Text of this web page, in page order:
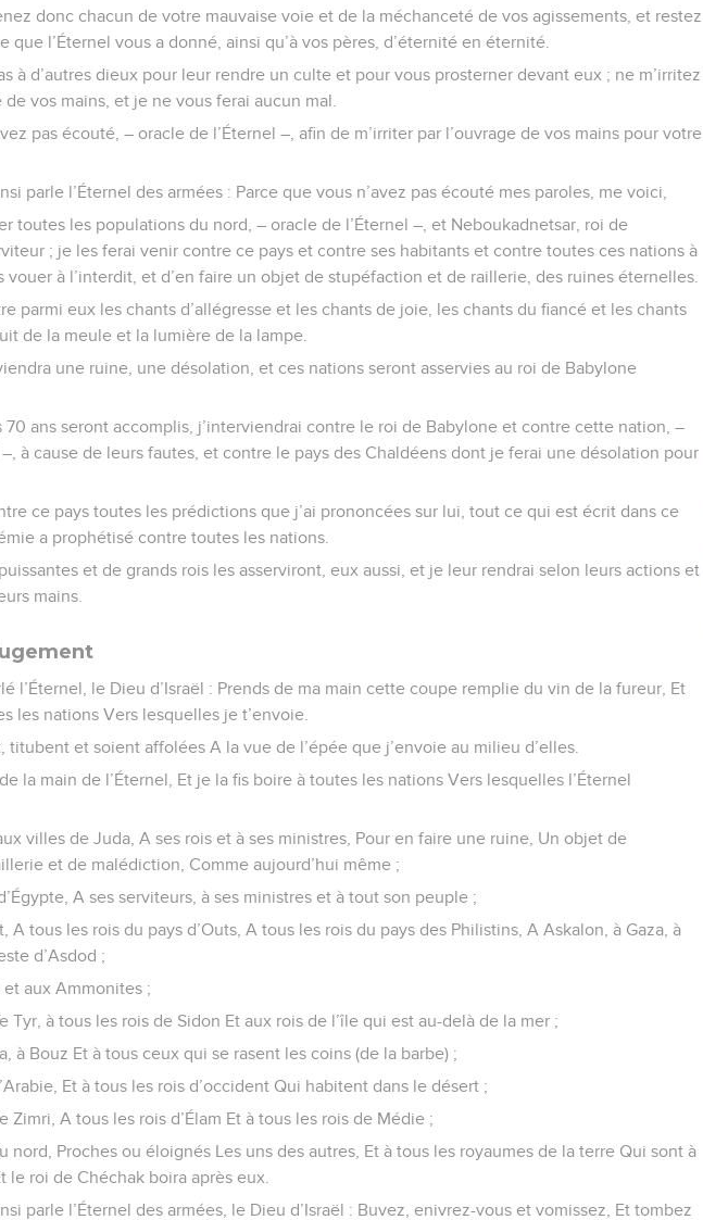
donc chacun de votre mauvaise voie et de la méchanceté de vos agissements, et restez
que l’Éternel vous a donné, ainsi qu’à vos pères, d’éternité en éternité.
à d’autres dieux pour leur rendre un culte et pour vous prosterner devant eux ; ne m’irritez
de vos mains, et je ne vous ferai aucun mal.
pas écouté, – oracle de l’Éternel –, afin de m’irriter par l’ouvrage de vos mains pour votre
parle l’Éternel des armées : Parce que vous n’avez pas écouté mes paroles, me voici,
toutes les populations du nord, – oracle de l’Éternel –, et Neboukadnetsar, roi de
; je les ferai venir contre ce pays et contre ses habitants et contre toutes ces nations à
vouer à l’interdit, et d’en faire un objet de stupéfaction et de raillerie, des ruines éternelles.
parmi eux les chants d’allégresse et les chants de joie, les chants du fiancé et les chants
de la meule et la lumière de la lampe.
une ruine, une désolation, et ces nations seront asservies au roi de Babylone
70 ans seront accomplis, j’interviendrai contre le roi de Babylone et contre cette nation, –
–, à cause de leurs fautes, et contre le pays des Chaldéens dont je ferai une désolation pour
ce pays toutes les prédictions que j’ai prononcées sur lui, tout ce qui est écrit dans ce
a prophétisé contre toutes les nations.
et de grands rois les asserviront, eux aussi, et je leur rendrai selon leurs actions et
mains.
l’Éternel, le Dieu d’Israël : Prends de ma main cette coupe remplie du vin de la fureur, Et
les nations Vers lesquelles je t’envoie.
titubent et soient affolées A la vue de l’épée que j’envoie au milieu d’elles.
la main de l’Éternel, Et je la fis boire à toutes les nations Vers lesquelles l’Éternel
villes de Juda, A ses rois et à ses ministres, Pour en faire une ruine, Un objet de
et de malédiction, Comme aujourd’hui même ;
A ses serviteurs, à ses ministres et à tout son peuple ;
A tous les rois du pays d’Outs, A tous les rois du pays des Philistins, A Askalon, à Gaza, à
d’Asdod ;
et aux Ammonites ;
Tyr, à tous les rois de Sidon Et aux rois de l’île qui est au-delà de la mer ;
à Bouz Et à tous ceux qui se rasent les coins (de la barbe) ;
Et à tous les rois d’occident Qui habitent dans le désert ;
Zimri, A tous les rois d’Élam Et à tous les rois de Médie ;
nord, Proches ou éloignés Les uns des autres, Et à tous les royaumes de la terre Qui sont à
le roi de Chéchak boira après eux.
parle l’Éternel des armées, le Dieu d’Israël : Buvez, enivrez-vous et vomissez, Et tombez